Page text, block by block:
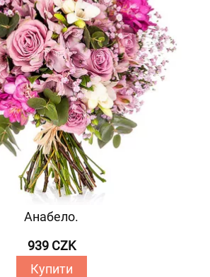
Анабело.
939 CZK
Купити